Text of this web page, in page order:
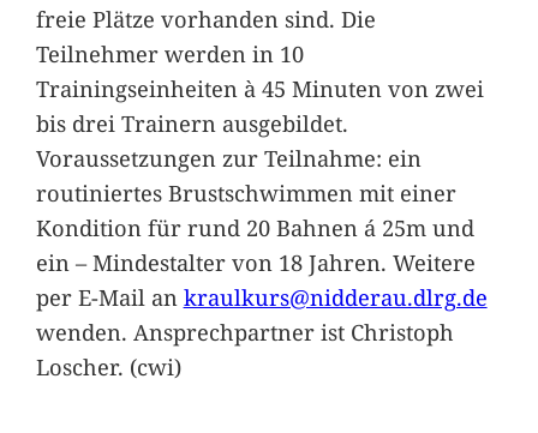
freie Plätze vorhanden sind. Die
Teilnehmer werden in 10
Trainingseinheiten à 45 Minuten von zwei
bis drei Trainern ausgebildet.
Voraussetzungen zur Teilnahme: ein
routiniertes Brustschwimmen mit einer
Kondition für rund 20 Bahnen á 25m und
ein – Mindestalter von 18 Jahren. Weitere
per E-Mail an kraulkurs@nidderau.dlrg.de
wenden. Ansprechpartner ist Christoph
Loscher. (cwi)